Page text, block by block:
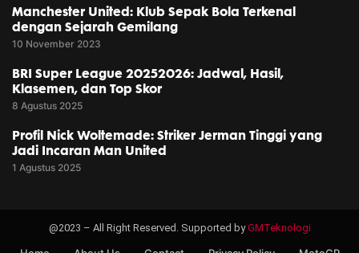
Manchester United: Klub Sepak Bola Terkenal
dengan Sejarah Gemilang
10 November 2023
BRI Super League 20252026: Jadwal, Hasil,
Klasemen, dan Top Skor
8 Agustus 2025
Profil Nick Woltemade: Striker Jerman Tinggi yang
Jadi Incaran Man United
1 Agustus 2025
@2023 – All Right Reserved. Supported byGMTeknologi